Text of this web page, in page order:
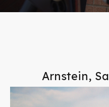
Arnstein,